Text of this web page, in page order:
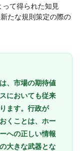
て得られた知見
たな規則策定の際の
、市場の期待値
においても従来
ます。行政が
くことは、ホー
への正しい情報
大きな武器とな